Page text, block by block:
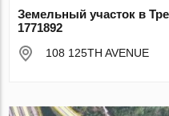
Земельный участок в
1771892
108 125TH AVENUE